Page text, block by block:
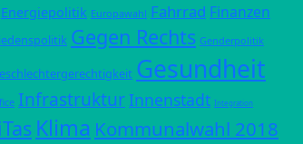
Energiepolitik Europawahl Fahrrad Finanzen
Gegen Rechts Genderpolitik
Gesundheit
InfrastrukturInnenstadt Integration
Klima Kommunalwahl 2018